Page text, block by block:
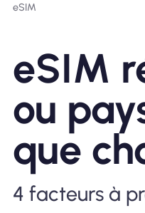
À propos de l'eSIM
Pourquoi Nomad
eSIM
eSIM
ou
que
4 facteurs à